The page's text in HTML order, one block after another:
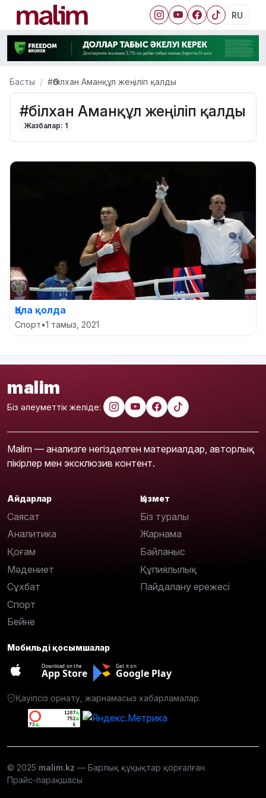
RU
Басты #Әбілхан Аманқұл жеңіліп қалды
#Әбілхан Аманқұл жеңіліп қалды
Жазбалар: 1
Қола қолда
Спорт•1 тамыз, 2021
malim
Біз әлеуметтік желіде:
Malim — анализге негізделген материалдар, авторлық
пікірлер мен эксклюзив контент.
Айдарлар
Саясат
Аналитика
Қоғам
Мәдениет
Сұхбат
Спорт
Бейне
Қызмет
Біз туралы
Жарнама
Байланыс
Құпиялылық
Пайдалану ережесі
Мобильді қосымшалар
Download on the
App Store
Get it on
Google Play
Қауіпсіз орнату, жарнамасыз хабарламалар.
© 2025 malim.kz — Барлық құқықтар қорғалған.
Прайс-парақшасы